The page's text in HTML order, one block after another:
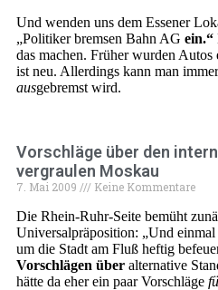
Und wenden uns dem Essener
„Politiker bremsen Bahn AG ein.“
das machen. Früher wurden Autos
ist neu. Allerdings kann man
ausgebremst wird.
Vorschläge über den
vergraulen Moskau
7. Mai 2009 Keine Kommentare
Die Rhein-Ruhr-Seite bemüht
Universalpräposition: „Und
um die Stadt am Fluß heftig
Vorschlägen über alternative
hätte da eher ein paar Vorschläge